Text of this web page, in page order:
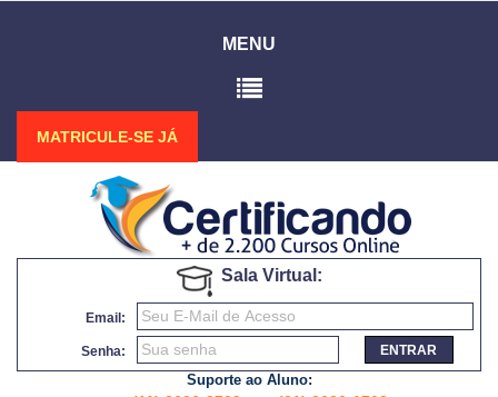
MENU
MATRICULE-SE JÁ
Sala Virtual:
Email:
Senha: ENTRAR
Suporte ao Aluno: